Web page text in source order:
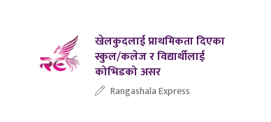
खेलकुदलाई प्राथमिकता दिएका
स्कुल/कलेज र विद्यार्थीलाई
कोभिडको असर
Rangashala Express